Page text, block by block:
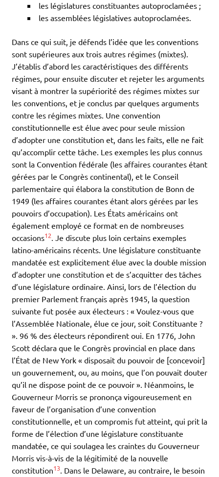
les législatures constituantes autoproclamées ;
les assemblées législatives autoproclamées.
Dans ce qui suit, je défends l’idée que les conventions
sont supérieures aux trois autres régimes (mixtes).
J’établis d’abord les caractéristiques des différents
régimes, pour ensuite discuter et rejeter les arguments
visant à montrer la supériorité des régimes mixtes sur
les conventions, et je conclus par quelques arguments
contre les régimes mixtes. Une convention
constitutionnelle est élue avec pour seule mission
d’adopter une constitution et, dans les faits, elle ne fait
qu’accomplir cette tâche. Les exemples les plus connus
sont la Convention fédérale (les affaires courantes étant
gérées par le Congrès continental), et le Conseil
parlementaire qui élabora la constitution de Bonn de
1949 (les affaires courantes étant alors gérées par les
pouvoirs d’occupation). Les États américains ont
également employé ce format en de nombreuses
occasions12. Je discute plus loin certains exemples
latino-américains récents. Une législature constituante
mandatée est explicitement élue avec la double mission
d’adopter une constitution et de s’acquitter des tâches
d’une législature ordinaire. Ainsi, lors de l’élection du
premier Parlement français après 1945, la question
suivante fut posée aux électeurs : « Voulez-vous que
l’Assemblée Nationale, élue ce jour, soit Constituante ?
». 96 % des électeurs répondirent oui. En 1776, John
Scott déclara que le Congrès provincial en place dans
l’État de New York « disposait du pouvoir de [concevoir]
un gouvernement, ou, au moins, que l’on pouvait douter
qu’il ne dispose point de ce pouvoir ». Néanmoins, le
Gouverneur Morris se prononça vigoureusement en
faveur de l’organisation d’une convention
constitutionnelle, et un compromis fut atteint, qui prit la
forme de l’élection d’une législature constituante
mandatée, ce qui soulagea les craintes du Gouverneur
Morris vis-à-vis de la légitimité de la nouvelle
constitution13. Dans le Delaware, au contraire, le besoin